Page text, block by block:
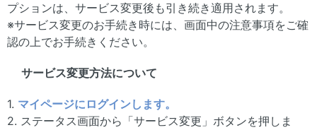
プションは、サービス変更後も引き続き適用されます。
※サービス変更のお手続き時には、画面中の注意事項をご確
認の上でお手続きください。
サービス変更方法について
1. マイページにログインします。
2. ステータス画面から「サービス変更」ボタンを押しま